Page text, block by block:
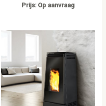
Prijs: Op aanvraag